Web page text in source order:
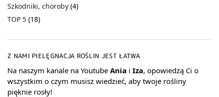
Szkodniki, choroby (4)
TOP 5 (18)
Z NAMI PIELĘGNACJA ROŚLIN JEST ŁATWA
Na naszym kanale na Youtube Ania i Iza, opowiedzą Ci o
wszystkim o czym musisz wiedzieć, aby twoje rośliny
pięknie rosły!